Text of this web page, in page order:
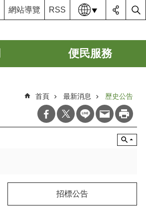
網站導覽 RSS 語系
便民服務
首頁 最新消息 歷史公告
招標公告